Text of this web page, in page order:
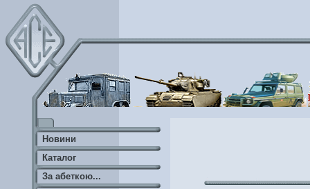
Новини
Каталог
За абеткою...